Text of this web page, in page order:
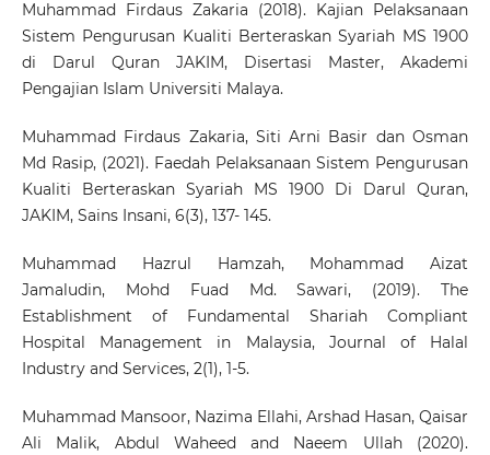
Muhammad Firdaus Zakaria (2018). Kajian Pelaksanaan
Sistem Pengurusan Kualiti Berteraskan Syariah MS 1900
di Darul Quran JAKIM, Disertasi Master, Akademi
Pengajian Islam Universiti Malaya.
Muhammad Firdaus Zakaria, Siti Arni Basir dan Osman
Md Rasip, (2021). Faedah Pelaksanaan Sistem Pengurusan
Kualiti Berteraskan Syariah MS 1900 Di Darul Quran,
JAKIM, Sains Insani, 6(3), 137- 145.
Muhammad Hazrul Hamzah, Mohammad Aizat
Jamaludin, Mohd Fuad Md. Sawari, (2019). The
Establishment of Fundamental Shariah Compliant
Hospital Management in Malaysia, Journal of Halal
Industry and Services, 2(1), 1-5.
Muhammad Mansoor, Nazima Ellahi, Arshad Hasan, Qaisar
Ali Malik, Abdul Waheed and Naeem Ullah (2020).